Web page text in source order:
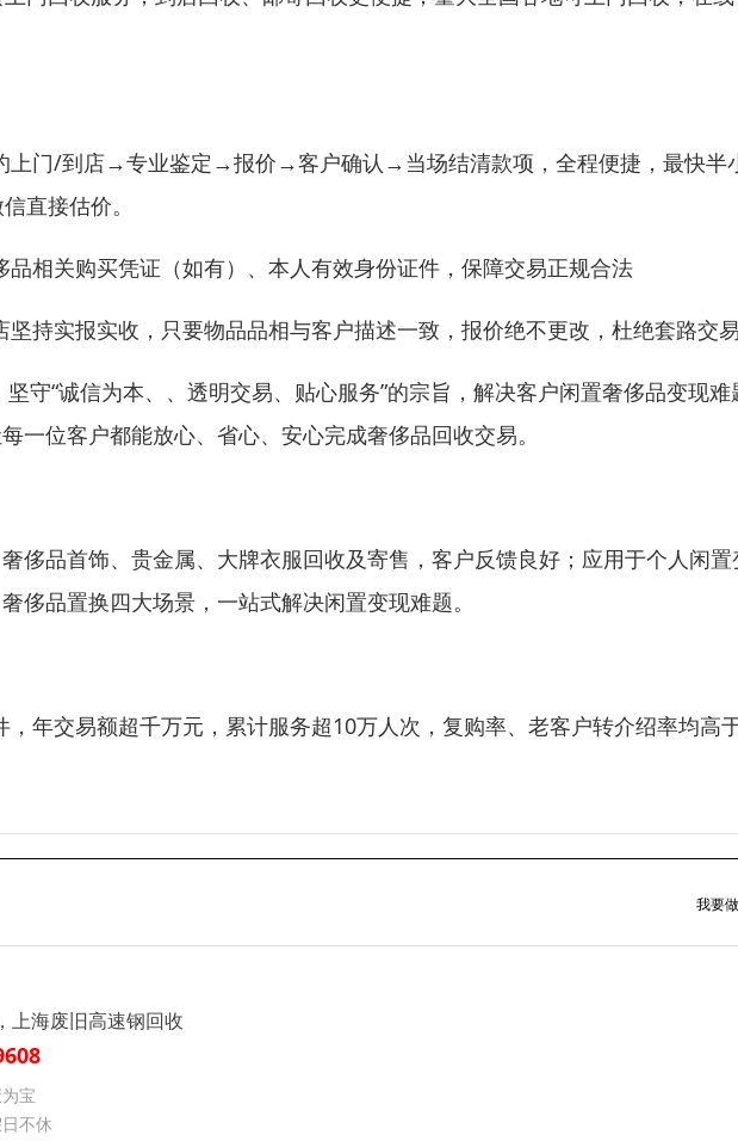
上门/到店→专业鉴定→报价→客户确认→当场结清款项，全程便捷，最快半
直接估价。
相关购买凭证（如有）、本人有效身份证件，保障交易正规合法
持实报实收，只要物品品相与客户描述一致，报价绝不更改，杜绝套路交
守“诚信为本、、透明交易、贴心服务”的宗旨，解决客户闲置奢侈品变现难
一位客户都能放心、省心、安心完成奢侈品回收交易。
侈品首饰、贵金属、大牌衣服回收及寄售，客户反馈良好；应用于个人闲置
侈品置换四大场景，一站式解决闲置变现难题。
年交易额超千万元，累计服务超10万人次，复购率、老客户转介绍率均高
我要
上海废旧高速钢回收
宝
不休